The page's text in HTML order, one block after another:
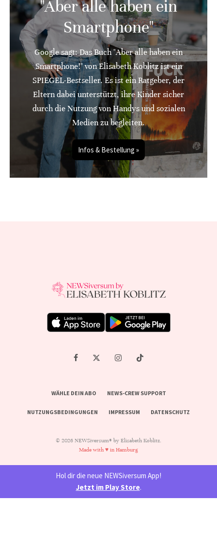
"Aber alle haben ein
Smartphone"
Google sagt: Das Buch "Aber alle haben ein
Smartphone!" von Elisabeth Koblitz ist ein
SPIEGEL-Bestseller. Es ist ein Ratgeber, der
Eltern dabei unterstützt, ihre Kinder sicher
durch die Nutzung von Handys und sozialen
Medien zu begleiten.
Infos & Bestellung »
WÄHLE DEIN ABO NEWS-CREW SUPPORT
NUTZUNGSBEDINGUNGEN IMPRESSUM DATENSCHUTZ
© 2026 NEWSiversum® by Elisabeth Koblitz.
Made with ♥ in Hamburg
Hol dir die neue NEWSiversum App!
Jetzt im Play Store.